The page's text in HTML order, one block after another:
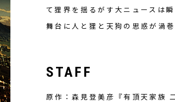
て狸界を揺るがす大ニュースは
舞台に人と狸と天狗の思惑が渦
STAFF
原作：森見登美彦『有頂天家族